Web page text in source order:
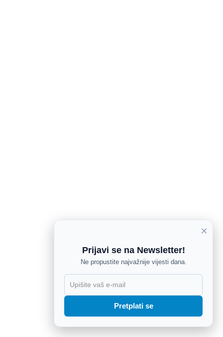
×
Prijavi se na Newsletter!
Ne propustite najvažnije vijesti dana.
Pretplati se